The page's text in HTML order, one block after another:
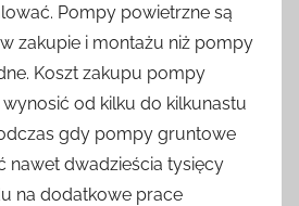
Pompy powietrzne są
zakupie i montażu niż pompy
Koszt zakupu pompy
od kilku do kilkunastu
gdy pompy gruntowe
nawet dwadzieścia tysięcy
na dodatkowe prace